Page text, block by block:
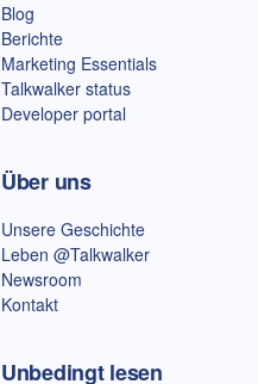
Blog
Berichte
Marketing Essentials
Talkwalker status
Developer portal
Über uns
Unsere Geschichte
Leben @Talkwalker
Newsroom
Kontakt
Unbedingt lesen